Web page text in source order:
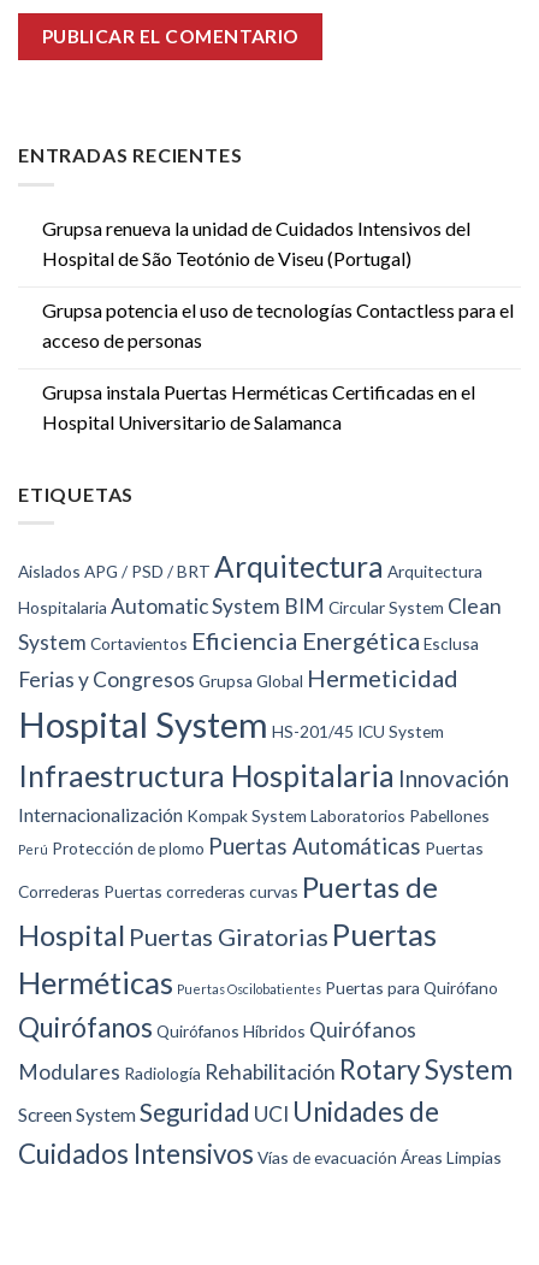
ENTRADAS RECIENTES
Grupsa renueva la unidad de Cuidados Intensivos del
Hospital de São Teotónio de Viseu (Portugal)
Grupsa potencia el uso de tecnologías Contactless para el
acceso de personas
Grupsa instala Puertas Herméticas Certificadas en el
Hospital Universitario de Salamanca
ETIQUETAS
Aislados APG / PSD / BRT Arquitectura Arquitectura
Hospitalaria Automatic System BIM Circular System Clean
System Cortavientos Eficiencia Energética Esclusa
Ferias y Congresos Grupsa Global Hermeticidad
Hospital System HS-201/45 ICU System
Infraestructura Hospitalaria Innovación
Internacionalización Kompak System Laboratorios Pabellones
Perú Protección de plomo Puertas Automáticas Puertas
Correderas Puertas correderas curvas Puertas de
Hospital Puertas Giratorias Puertas
Herméticas Puertas Oscilobatientes Puertas para Quirófano
Quirófanos Quirófanos Híbridos Quirófanos
Modulares Radiología Rehabilitación Rotary System
Screen SystemSeguridad UCI Unidades de
Cuidados Intensivos Vías de evacuación Áreas Limpias